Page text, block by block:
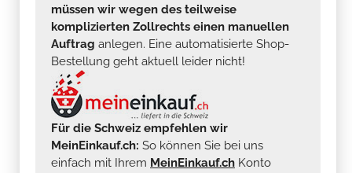
müssen wir wegen des teilweise
komplizierten Zollrechts einen manuellen
Auftrag anlegen. Eine automatisierte Shop-
Bestellung geht aktuell leider nicht!
Für die Schweiz empfehlen wir
MeinEinkauf.ch: So können Sie bei uns
einfach mit Ihrem MeinEinkauf.ch Konto